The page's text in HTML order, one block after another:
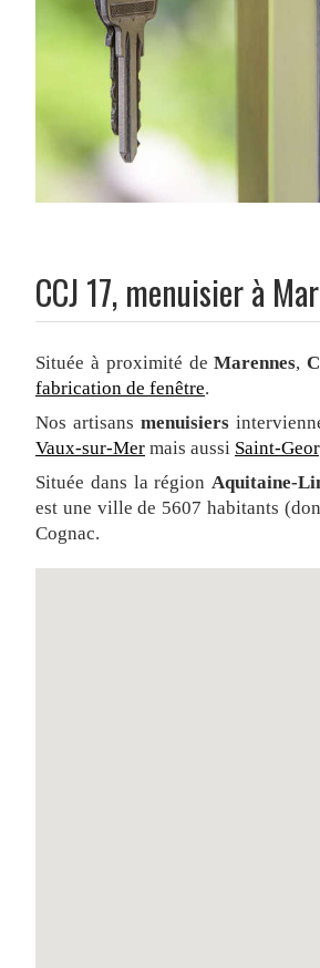
CCJ 17, menuisier à
Située à proximité deMarennes,
fabrication de fenêtre.
Nos artisans menuisiers
Vaux-sur-Mer mais aussi Saint-
Située dans la région Aquitaine-
est une ville de 5607 habitants
Cognac.